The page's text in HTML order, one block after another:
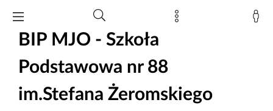
BIP MJO - Szkoła
Podstawowa nr 88
im.Stefana Żeromskiego